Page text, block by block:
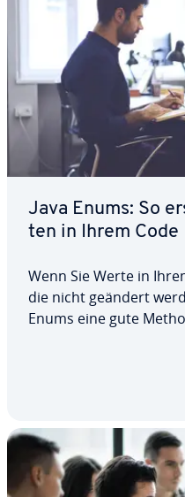
Java Enums: So
ten in Ihrem Code
Wenn Sie Werte in
die nicht geändert
Enums eine gute